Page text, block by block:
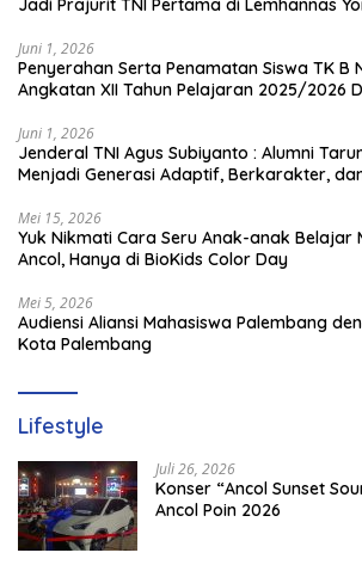
Jadi Prajurit TNI Pertama di Lemhannas
Juni 1, 2026
Penyerahan Serta Penamatan Siswa TK B
Angkatan XII Tahun Pelajaran 2025/2026
Juni 1, 2026
Jenderal TNI Agus Subiyanto : Alumni
Menjadi Generasi Adaptif, Berkarakter,
Mei 15, 2026
Yuk Nikmati Cara Seru Anak-anak Belajar
Ancol, Hanya di BioKids Color Day
Mei 5, 2026
Audiensi Aliansi Mahasiswa Palembang
Kota Palembang
Lifestyle
Juli 26, 2026
Konser “Ancol Sunset
Ancol Poin 2026